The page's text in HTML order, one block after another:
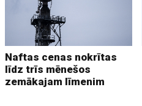
Naftas cenas nokrītas
līdz trīs mēnešos
zemākajam līmenim